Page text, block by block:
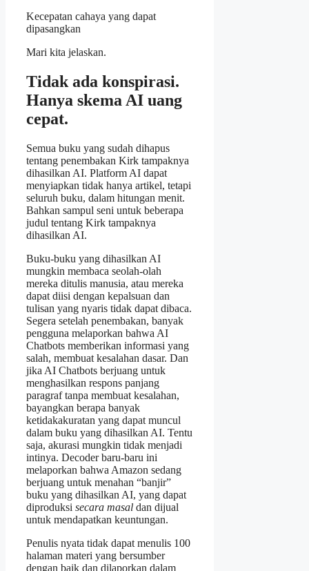
Kecepatan cahaya yang dapat
dipasangkan
Mari kita jelaskan.
Tidak ada konspirasi.
Hanya skema AI uang
cepat.
Semua buku yang sudah dihapus
tentang penembakan Kirk tampaknya
dihasilkan AI. Platform AI dapat
menyiapkan tidak hanya artikel, tetapi
seluruh buku, dalam hitungan menit.
Bahkan sampul seni untuk beberapa
judul tentang Kirk tampaknya
dihasilkan AI.
Buku-buku yang dihasilkan AI
mungkin membaca seolah-olah
mereka ditulis manusia, atau mereka
dapat diisi dengan kepalsuan dan
tulisan yang nyaris tidak dapat dibaca.
Segera setelah penembakan, banyak
pengguna melaporkan bahwa AI
Chatbots memberikan informasi yang
salah, membuat kesalahan dasar. Dan
jika AI Chatbots berjuang untuk
menghasilkan respons panjang
paragraf tanpa membuat kesalahan,
bayangkan berapa banyak
ketidakakuratan yang dapat muncul
dalam buku yang dihasilkan AI. Tentu
saja, akurasi mungkin tidak menjadi
intinya. Decoder baru-baru ini
melaporkan bahwa Amazon sedang
berjuang untuk menahan “banjir”
buku yang dihasilkan AI, yang dapat
diproduksi secara masal dan dijual
untuk mendapatkan keuntungan.
Penulis nyata tidak dapat menulis 100
halaman materi yang bersumber
dengan baik dan dilaporkan dalam